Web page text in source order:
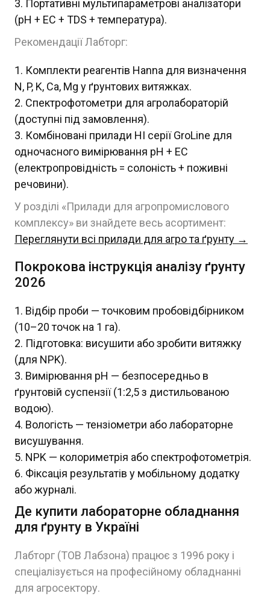
Портативні мультипараметрові аналізатори
(pH + EC + TDS + температура).
Рекомендації Лабторг:
Комплекти реагентів Hanna для визначення
N, P, K, Ca, Mg у ґрунтових витяжках.
Спектрофотометри для агролабораторій
(доступні під замовлення).
Комбіновані прилади HI серії GroLine для
одночасного вимірювання pH + EC
(електропровідність = солоність + поживні
речовини).
У розділі «Прилади для агропромислового
комплексу» ви знайдете весь асортимент:
Переглянути всі прилади для агро та ґрунту →
Покрокова інструкція аналізу ґрунту
2026
Відбір проби — точковим пробовідбірником
(10–20 точок на 1 га).
Підготовка: висушити або зробити витяжку
(для NPK).
Вимірювання pH — безпосередньо в
ґрунтовій суспензії (1:2,5 з дистильованою
водою).
Вологість — тензіометри або лабораторне
висушування.
NPK — колориметрія або спектрофотометрія.
Фіксація результатів у мобільному додатку
або журналі.
Де купити лабораторне обладнання
для ґрунту в Україні
Лабторг (ТОВ Лабзона) працює з 1996 року і
спеціалізується на професійному обладнанні
для агросектору.